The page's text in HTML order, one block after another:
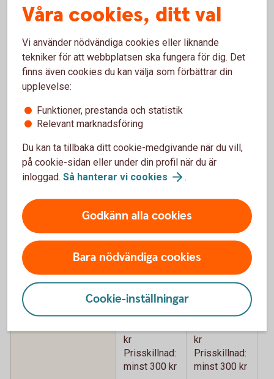
Villkor för akut sjukdom och olycksfall
Köpförsäkring
Gäller endast betal- och kreditkort.
Under tabellen hittar du förtydligande beskrivningar till de
olika radrubrikerna.
Köpförsäkring – när du shoppar
Köpförsäkring - jämför våra kort
Betal- och
kreditkort
Mastercard
Betal- och
kreditkort
Mastercard
kr
Prisskillnad:
minst 300 kr
kr
Prisskillnad:
minst 300 kr
Våra cookies, ditt val
Vi använder nödvändiga cookies eller liknande
tekniker för att webbplatsen ska fungera för dig. Det
finns även cookies du kan välja som förbättrar din
upplevelse:
Funktioner, prestanda och statistik
Relevant marknadsföring
Du kan ta tillbaka ditt cookie-medgivande när du vill,
på cookie-sidan eller under din profil när du är
inloggad. Så hanterar vi cookies .
Godkänn alla cookies
Bara nödvändiga cookies
Cookie-inställningar